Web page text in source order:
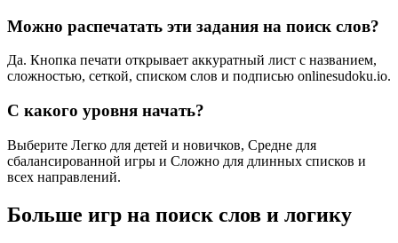
Можно распечатать эти задания на поиск слов?
Да. Кнопка печати открывает аккуратный лист с названием,
сложностью, сеткой, списком слов и подписью onlinesudoku.io.
С какого уровня начать?
Выберите Легко для детей и новичков, Средне для
сбалансированной игры и Сложно для длинных списков и
всех направлений.
Больше игр на поиск слов и логику